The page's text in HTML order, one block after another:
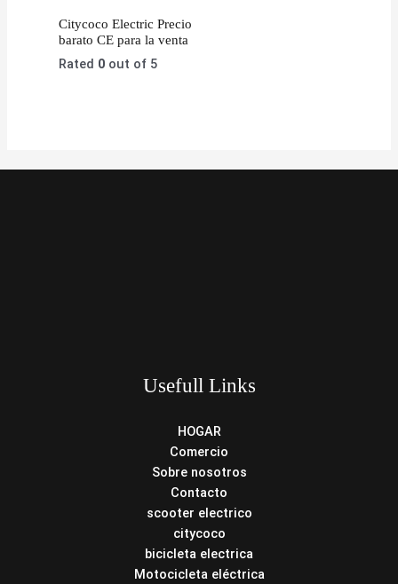
Citycoco Electric Precio
barato CE para la venta
Rated 0 out of 5
Usefull Links
HOGAR
Comercio
Sobre nosotros
Contacto
scooter electrico
citycoco
bicicleta electrica
Motocicleta eléctrica